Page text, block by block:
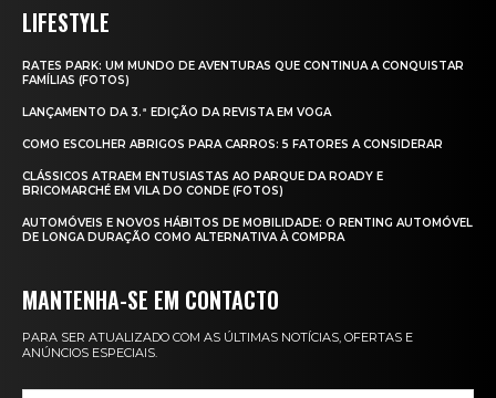
LIFESTYLE
RATES PARK: UM MUNDO DE AVENTURAS QUE CONTINUA A CONQUISTAR
FAMÍLIAS (FOTOS)
LANÇAMENTO DA 3.ª EDIÇÃO DA REVISTA EM VOGA
COMO ESCOLHER ABRIGOS PARA CARROS: 5 FATORES A CONSIDERAR
CLÁSSICOS ATRAEM ENTUSIASTAS AO PARQUE DA ROADY E
BRICOMARCHÉ EM VILA DO CONDE (FOTOS)
AUTOMÓVEIS E NOVOS HÁBITOS DE MOBILIDADE: O RENTING AUTOMÓVEL
DE LONGA DURAÇÃO COMO ALTERNATIVA À COMPRA
MANTENHA-SE EM CONTACTO
PARA SER ATUALIZADO COM AS ÚLTIMAS NOTÍCIAS, OFERTAS E
ANÚNCIOS ESPECIAIS.